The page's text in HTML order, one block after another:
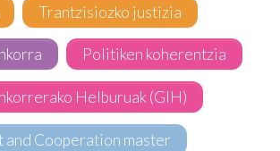
Trantzisiozko justizia
Politiken koherentzia
Helburuak (GIH)
and Cooperation master